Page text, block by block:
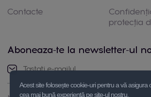
Contacte
protecția
Aboneaza-te la newsletter-ul
Acest site folosește cookie-uri pentru a vă asigura
cea mai bună experiență pe site-ul nostru.